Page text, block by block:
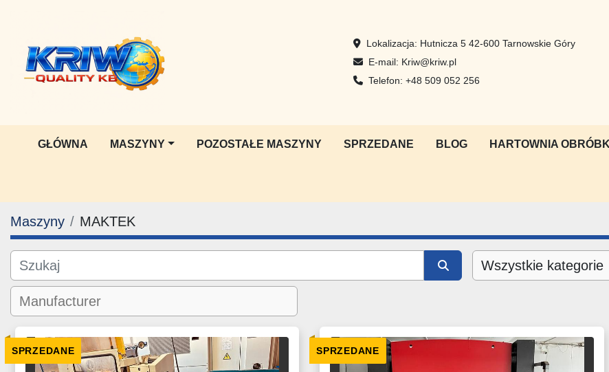
Lokalizacja: Hutnicza 5 42-600 Tarnowskie Góry
E-mail: Kriw@kriw.pl
Telefon: +48 509 052 256
GŁÓWNA MASZYNY POZOSTAŁE MASZYNY SPRZEDANE BLOG HARTOWNIA
Maszyny MAKTEK
Wszystkie kategorie
SPRZEDANE SPRZEDANE